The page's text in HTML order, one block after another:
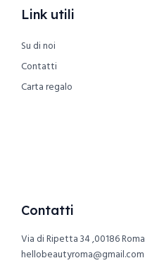
Link utili
Su di noi
Contatti
Carta regalo
Contatti
Via di Ripetta 34 ,00186 Roma
hellobeautyroma@gmail.com